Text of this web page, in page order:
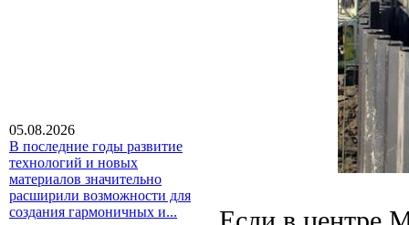
05.08.2026
В последние годы развитие
технологий и новых
материалов значительно
расширили возможности для
создания гармоничных и...